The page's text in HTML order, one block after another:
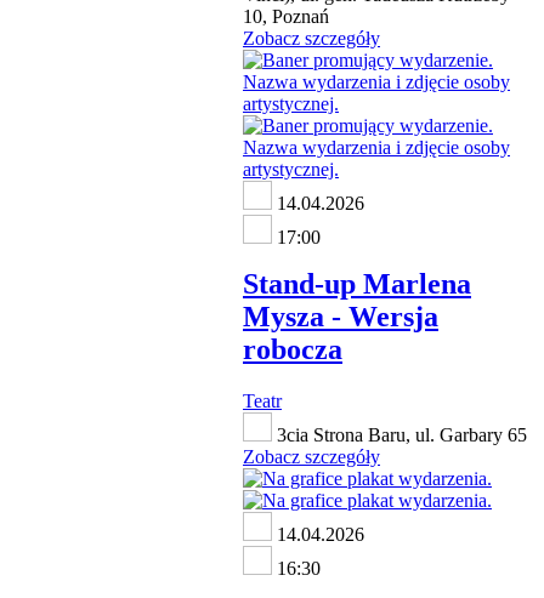
10, Poznań
Zobacz szczegóły
14.04.2026
17:00
Stand-up Marlena
Mysza - Wersja
robocza
Teatr
3cia Strona Baru, ul. Garbary 65
Zobacz szczegóły
14.04.2026
16:30